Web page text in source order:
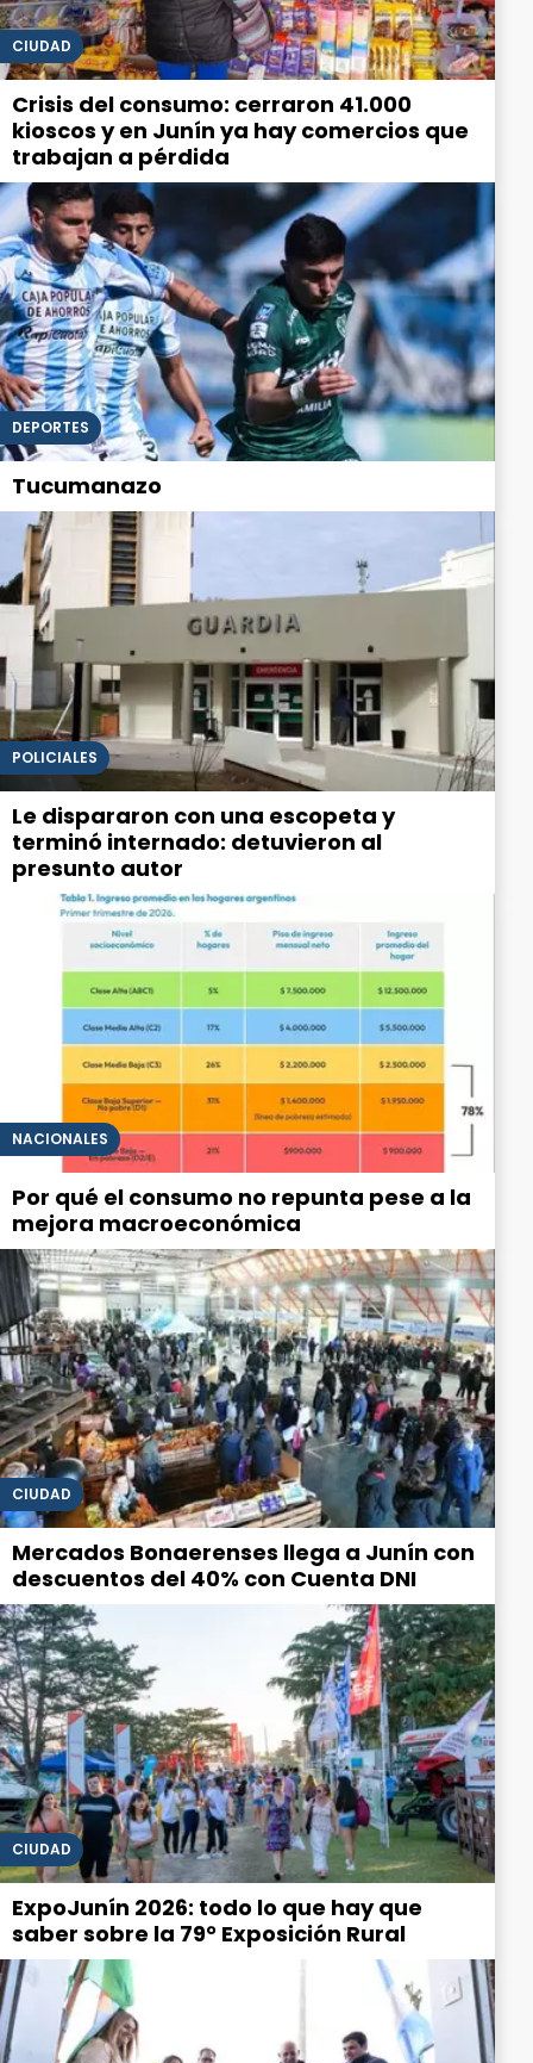
CIUDAD
Crisis del consumo: cerraron 41.000
kioscos y en Junín ya hay comercios que
trabajan a pérdida
DEPORTES
Tucumanazo
POLICIALES
Le dispararon con una escopeta y
terminó internado: detuvieron al
presunto autor
NACIONALES
Por qué el consumo no repunta pese a la
mejora macroeconómica
CIUDAD
Mercados Bonaerenses llega a Junín con
descuentos del 40% con Cuenta DNI
CIUDAD
ExpoJunín 2026: todo lo que hay que
saber sobre la 79° Exposición Rural